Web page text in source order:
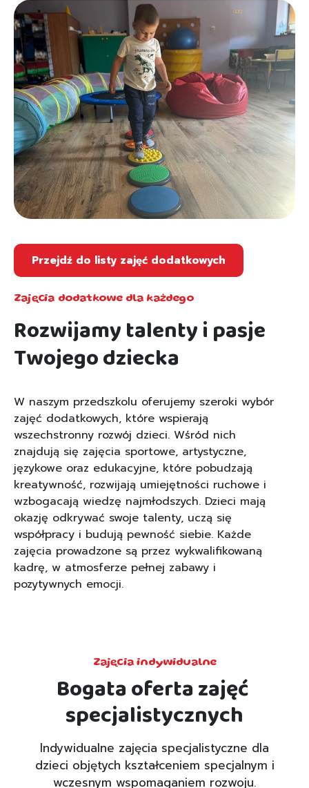
Przejdź do listy zajęć dodatkowych
Zajęcia dodatkowe dla każdego
Rozwijamy talenty i pasje
Twojego dziecka
W naszym przedszkolu oferujemy szeroki wybór
zajęć dodatkowych, które wspierają
wszechstronny rozwój dzieci. Wśród nich
znajdują się zajęcia sportowe, artystyczne,
językowe oraz edukacyjne, które pobudzają
kreatywność, rozwijają umiejętności ruchowe i
wzbogacają wiedzę najmłodszych. Dzieci mają
okazję odkrywać swoje talenty, uczą się
współpracy i budują pewność siebie. Każde
zajęcia prowadzone są przez wykwalifikowaną
kadrę, w atmosferze pełnej zabawy i
pozytywnych emocji.
Zajęcia indywidualne
Bogata oferta zajęć
specjalistycznych
Indywidualne zajęcia specjalistyczne dla
dzieci objętych kształceniem specjalnym i
wczesnym wspomaganiem rozwoju.